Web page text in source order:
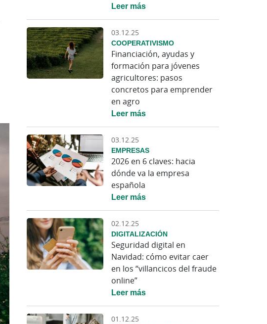
Leer más
03.12.25
COOPERATIVISMO
Financiación, ayudas y
formación para jóvenes
agricultores: pasos
concretos para emprender
en agro
Leer más
03.12.25
EMPRESAS
2026 en 6 claves: hacia
dónde va la empresa
española
Leer más
02.12.25
DIGITALIZACIÓN
Seguridad digital en
Navidad: cómo evitar caer
en los “villancicos del fraude
online”
Leer más
01.12.25